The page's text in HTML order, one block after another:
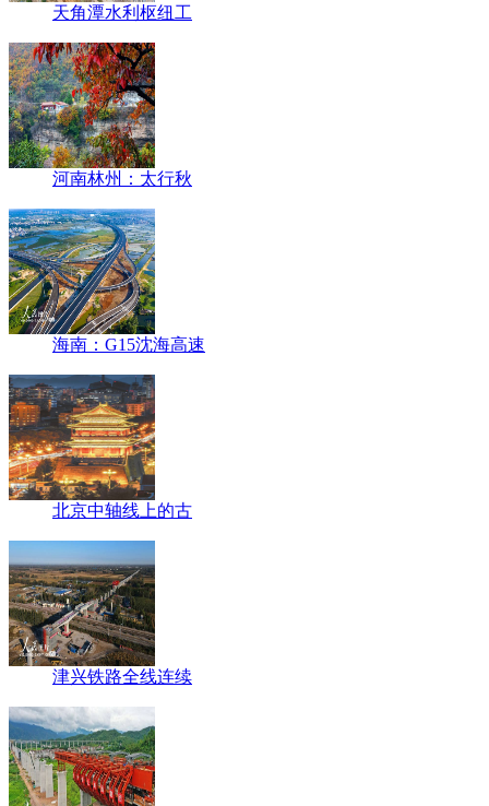
天角潭水利枢纽工
河南林州：太行秋
海南：G15沈海高速
北京中轴线上的古
津兴铁路全线连续